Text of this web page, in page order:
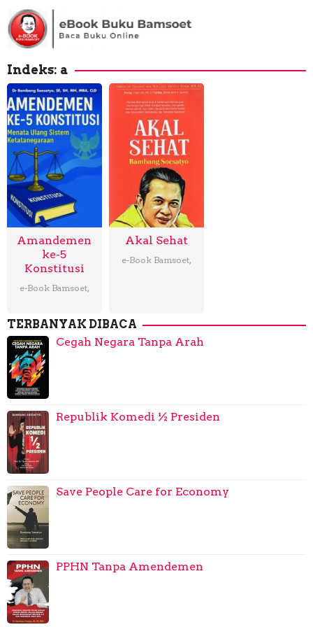
Loncat
ke
konten
Indeks: a
Amandemen
ke-5
Konstitusi
e-Book Bamsoet,
Akal Sehat
e-Book Bamsoet,
TERBANYAK DIBACA
Cegah Negara Tanpa Arah
Republik Komedi ½ Presiden
Save People Care for Economy
PPHN Tanpa Amendemen